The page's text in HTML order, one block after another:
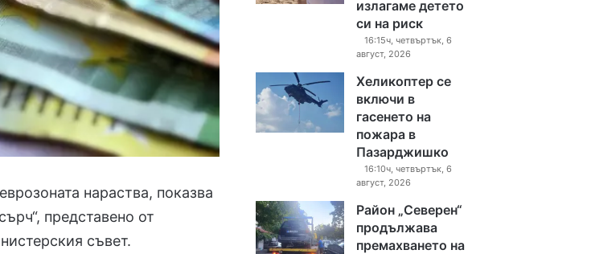
нараства, показва
, представено от
съвет.
излагаме детето
си на риск
16:15ч, четвъртък, 6
август, 2026
Хеликоптер се
включи в
гасенето на
пожара в
Пазарджишко
16:10ч, четвъртък, 6
август, 2026
Район „Северен“
продължава
премахването на